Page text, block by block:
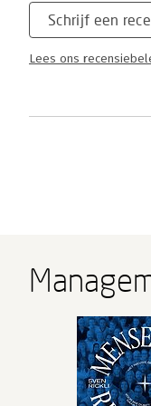
Schrijf een
Lees ons